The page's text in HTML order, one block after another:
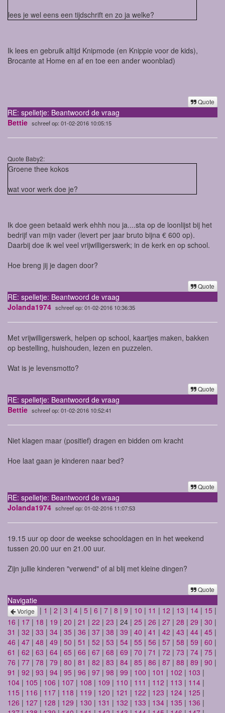
lees je wel eens een tijdschrift en zo ja welke?
Ik lees en gebruik altijd Knipmode (en Knippie voor de kids),
Brocante at Home en af en toe een ander woonblad)
Quote
RE: spelletje: Beantwoord de vraag
Bettie schreef op: 01-02-2016 10:05:15
Quote Baby2:
Groene thee kokos
wat voor werk doe je?
Ik doe geen betaald werk ehhh nou ja....sta op de loonlijst bij het
bedrijf van mijn vader (levert per jaar bruto bijna € 600 op).
Daarbij doe ik wel veel vrijwilligerswerk; in de kerk en op school.
Hoe breng jij je dagen door?
Quote
RE: spelletje: Beantwoord de vraag
Jolanda1974 schreef op: 01-02-2016 10:36:35
Met vrijwilligerswerk, helpen op school, kaartjes maken, bakken
op bestelling, huishouden, lezen en puzzelen.
Wat is je levensmotto?
Quote
RE: spelletje: Beantwoord de vraag
Bettie schreef op: 01-02-2016 10:52:41
Niet klagen maar (positief) dragen en bidden om kracht
Hoe laat gaan je kinderen naar bed?
Quote
RE: spelletje: Beantwoord de vraag
Jolanda1974 schreef op: 01-02-2016 11:07:53
19.15 uur op door de weekse schooldagen en in het weekend
tussen 20.00 uur en 21.00 uur.
Zijn jullie kinderen "verwend" of al blij met kleine dingen?
Quote
Navigatie
Vorige | 1 | 2 | 3 | 4 | 5 | 6 | 7 | 8 | 9 | 10 | 11 | 12 | 13 | 14 | 15 |
16 | 17 | 18 | 19 | 20 | 21 | 22 | 23 | 24 | 25 | 26 | 27 | 28 | 29 | 30 |
31 | 32 | 33 | 34 | 35 | 36 | 37 | 38 | 39 | 40 | 41 | 42 | 43 | 44 | 45 |
46 | 47 | 48 | 49 | 50 | 51 | 52 | 53 | 54 | 55 | 56 | 57 | 58 | 59 | 60 |
61 | 62 | 63 | 64 | 65 | 66 | 67 | 68 | 69 | 70 | 71 | 72 | 73 | 74 | 75 |
76 | 77 | 78 | 79 | 80 | 81 | 82 | 83 | 84 | 85 | 86 | 87 | 88 | 89 | 90 |
91 | 92 | 93 | 94 | 95 | 96 | 97 | 98 | 99 | 100 | 101 | 102 | 103 |
104 | 105 | 106 | 107 | 108 | 109 | 110 | 111 | 112 | 113 | 114 |
115 | 116 | 117 | 118 | 119 | 120 | 121 | 122 | 123 | 124 | 125 |
126 | 127 | 128 | 129 | 130 | 131 | 132 | 133 | 134 | 135 | 136 |